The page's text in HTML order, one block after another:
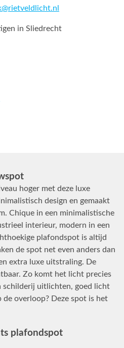
in Sliedrecht
hoger met deze luxe
design en gemaakt
Chique in een minimalistische
interieur, modern in een
plafondspot is altijd
de spot net even anders dan
extra luxe uitstraling. De
Zo komt het licht precies
schilderij uitlichten, goed licht
overloop? Deze spot is het
plafondspot